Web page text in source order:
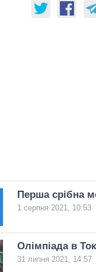
Перша срібна
1 серпня 2021, 10:53
Олімпіада в
31 липня 2021, 14:57